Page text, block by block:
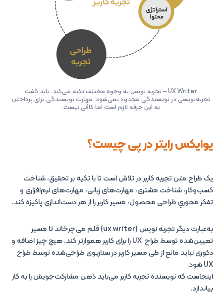
UX Writer – تجربه نویس به وجوه مختلف تکیه می‌کند. باید گفت
تجربه‌نویسی در نویسندگی محدود نمی‌شود. مهارت نویسندگی برای پرداختن
به این حرفه لازم است اما کافی نیست.
یوایکس رایتر در پی چیست؟
یک طراح متن تجربه کاربر در تلاش است تا با تکیه بر تحقیق، شناخت
کسب‌وکار، شناخت مشتری، مهارت‌های زبانی، مهارت‌های نرم‌افزاری و
تفکر محوریِ طراحی محصول، مسیر کاربر را از هر دست‌اندازی پاکیزه کند.
به‌عبارت دیگر تجربه نویس (ux writer) قلم می‌چرخاند تا مسیر
تعیین‌شده توسط طراح UX را برای کاربر هموارتر کند. هیچ چیز اضافه و
دکوری نباید مانع از طی مسیر کاربر در سناریوی طراحی‌شده توسط طراح
UX شود.
اینجاست که نویسنده تجربه کاربر می‌باید ذهن مشارکت‌جویش را به کار
بیاندازد.